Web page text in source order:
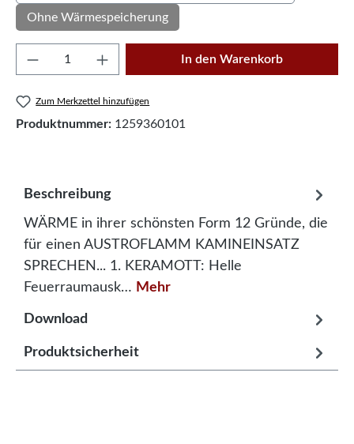
Ohne Wärmespeicherung
Produkt Anzahl: Gib den gewünschten
In den Warenkorb
Zum Merkzettel hinzufügen
Produktnummer: 1259360101
Beschreibung
WÄRME in ihrer schönsten Form 12 Gründe, die
für einen AUSTROFLAMM KAMINEINSATZ
SPRECHEN... 1. KERAMOTT: Helle
Feuerraumausk… Mehr
Download
Produktsicherheit